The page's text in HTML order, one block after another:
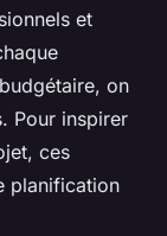
et
on
Pour inspirer
ces
planification